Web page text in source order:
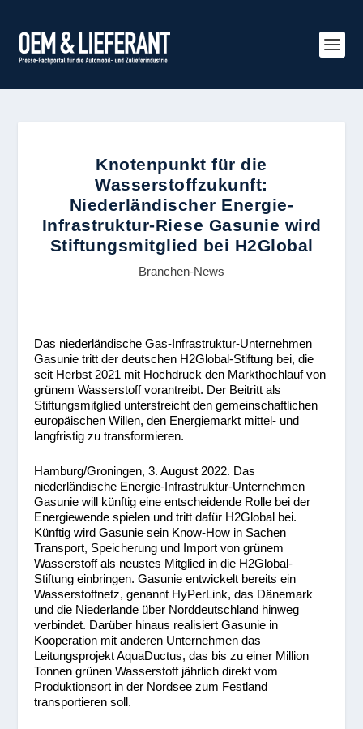
Knotenpunkt für die
Wasserstoffzukunft:
Niederländischer Energie-
Infrastruktur-Riese Gasunie wird
Stiftungsmitglied bei H2Global
Branchen-News
Das niederländische Gas-Infrastruktur-Unternehmen
Gasunie tritt der deutschen H2Global-Stiftung bei, die
seit Herbst 2021 mit Hochdruck den Markthochlauf von
grünem Wasserstoff vorantreibt. Der Beitritt als
Stiftungsmitglied unterstreicht den gemeinschaftlichen
europäischen Willen, den Energiemarkt mittel- und
langfristig zu transformieren.
Hamburg/Groningen, 3. August 2022. Das
niederländische Energie-Infrastruktur-Unternehmen
Gasunie will künftig eine entscheidende Rolle bei der
Energiewende spielen und tritt dafür H2Global bei.
Künftig wird Gasunie sein Know-How in Sachen
Transport, Speicherung und Import von grünem
Wasserstoff als neustes Mitglied in die H2Global-
Stiftung einbringen. Gasunie entwickelt bereits ein
Wasserstoffnetz, genannt HyPerLink, das Dänemark
und die Niederlande über Norddeutschland hinweg
verbindet. Darüber hinaus realisiert Gasunie in
Kooperation mit anderen Unternehmen das
Leitungsprojekt AquaDuctus, das bis zu einer Million
Tonnen grünen Wasserstoff jährlich direkt vom
Produktionsort in der Nordsee zum Festland
transportieren soll.